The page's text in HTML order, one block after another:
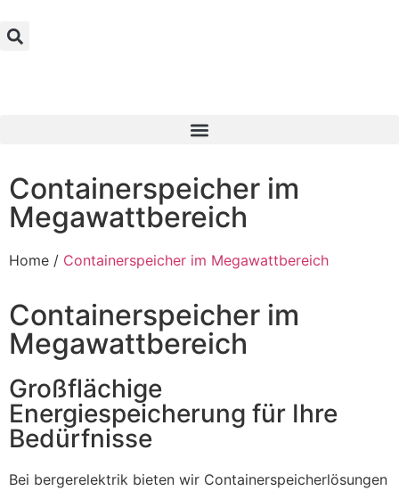
Containerspeicher im
Megawattbereich
Home / Containerspeicher im Megawattbereich
Containerspeicher im
Megawattbereich
Großflächige
Energiespeicherung für Ihre
Bedürfnisse
Bei bergerelektrik bieten wir Containerspeicherlösungen